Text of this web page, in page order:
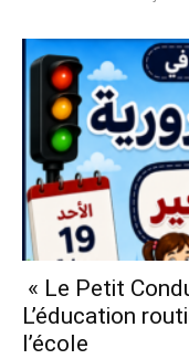
« Le Petit
L’éducation
l’école